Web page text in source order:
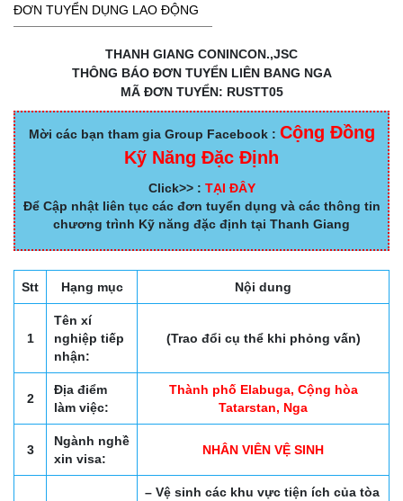
ĐƠN TUYỂN DỤNG LAO ĐỘNG
THANH GIANG CONINCON.,JSC
THÔNG BÁO ĐƠN TUYỂN LIÊN BANG NGA
MÃ ĐƠN TUYỂN: RUSTT05
Mời các bạn tham gia Group Facebook : Cộng Đồng
Kỹ Năng Đặc Định
Click>> : TẠI ĐÂY
Để Cập nhật liên tục các đơn tuyển dụng và các thông tin
chương trình Kỹ năng đặc định tại Thanh Giang
Stt Hạng mục Nội dung
1
Tên xí
nghiệp tiếp
nhận:
(Trao đổi cụ thể khi phỏng vấn)
2
Địa điểm
làm việc:
Thành phố Elabuga, Cộng hòa
Tatarstan, Nga
3
Ngành nghề
xin visa:
NHÂN VIÊN VỆ SINH
– Vệ sinh các khu vực tiện ích của tòa